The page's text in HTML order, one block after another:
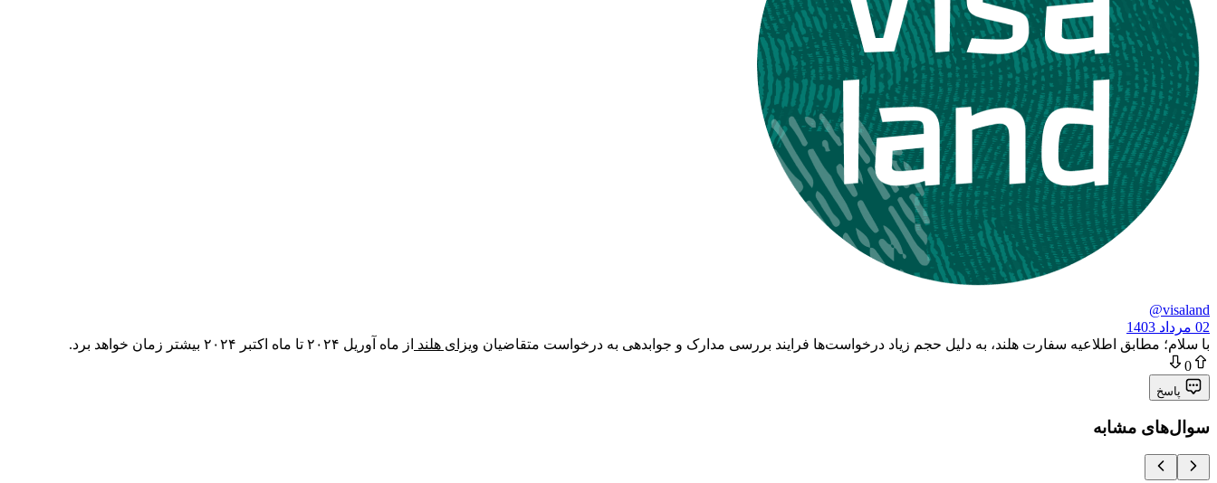
@visaland
02 مرداد 1403
با سلام؛ مطابق اطلاعیه سفارت هلند،‌ به دلیل حجم زیاد درخواست‌ها فرایند بررسی مدارک و جوابدهی به درخواست متقاضیان ویزای هلند از ماه آوریل ۲۰۲۴ تا ماه اکتبر ۲۰۲۴ بیشتر زمان خواهد برد.
0
پاسخ
سوال‌های مشابه